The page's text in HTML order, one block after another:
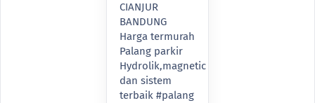
CIANJUR
BANDUNG
Harga termurah
Palang parkir
Hydrolik,magnetic
dan sistem
terbaik #palang